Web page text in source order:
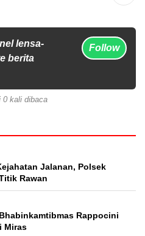
lensa-
berita
Follow
0 kali dibaca
Jalanan, Polsek
Rawan
Rappocini
Miras